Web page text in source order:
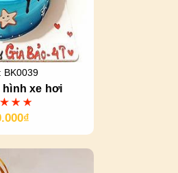
BK0039
hình xe hơi